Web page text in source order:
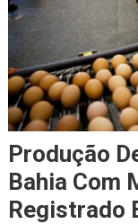
Produção
Bahia Com
Registrado